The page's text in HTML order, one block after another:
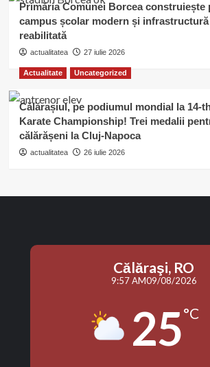
Primăria Comunei Borcea construiește
campus școlar modern și
reabilitată
actualitatea 27 iulie 2026
Actualitate Uncategorized
Călărașiul, pe podiumul mondial la 14-
Karate Championship! Trei medalii
călărășeni la Cluj-Napoca
actualitatea 26 iulie 2026
Călăraşi, RO
9:57 AM09/08/2026
25°C